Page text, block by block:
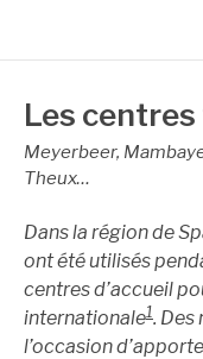
Les centres
Meyerbeer,
Theux…
Dans la région de
ont été utilisés
centres d’accueil
internationale1. Des
l’occasion